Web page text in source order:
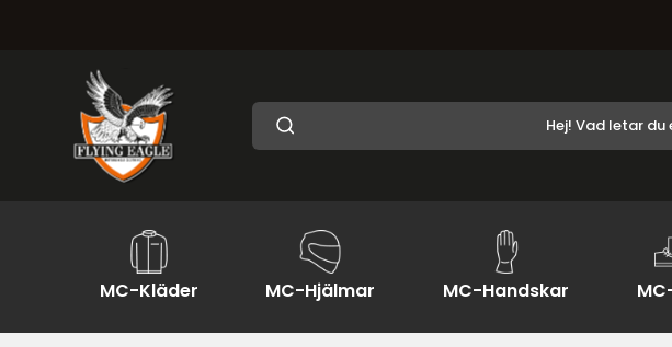
MC-Kläder MC-Hjälmar MC-Handskar